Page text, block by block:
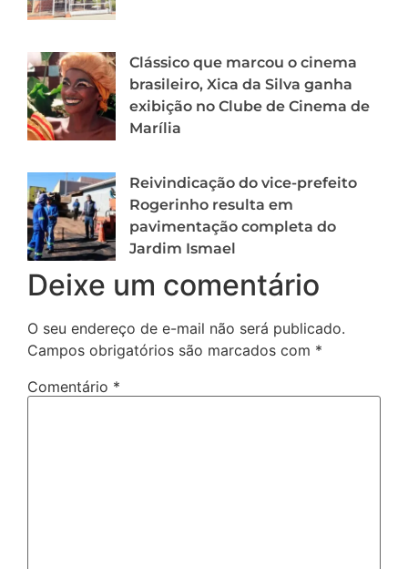
Clássico que marcou o cinema
brasileiro, Xica da Silva ganha
exibição no Clube de Cinema de
Marília
Reivindicação do vice-prefeito
Rogerinho resulta em
pavimentação completa do
Jardim Ismael
Deixe um comentário
O seu endereço de e-mail não será publicado.
Campos obrigatórios são marcados com *
Comentário *